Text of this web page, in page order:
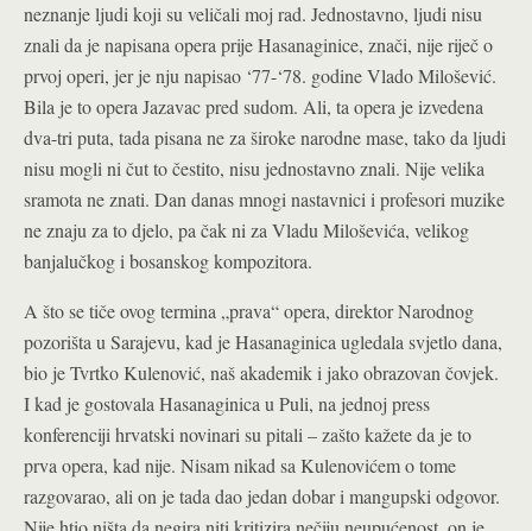
neznanje ljudi koji su veličali moj rad. Jednostavno, ljudi nisu
znali da je napisana opera prije Hasanaginice, znači, nije riječ o
prvoj operi, jer je nju napisao ‘77-‘78. godine Vlado Milošević.
Bila je to opera Jazavac pred sudom. Ali, ta opera je izvedena
dva-tri puta, tada pisana ne za široke narodne mase, tako da ljudi
nisu mogli ni čut to čestito, nisu jednostavno znali. Nije velika
sramota ne znati. Dan danas mnogi nastavnici i profesori muzike
ne znaju za to djelo, pa čak ni za Vladu Miloševića, velikog
banjalučkog i bosanskog kompozitora.
A što se tiče ovog termina „prava“ opera, direktor Narodnog
pozorišta u Sarajevu, kad je Hasanaginica ugledala svjetlo dana,
bio je Tvrtko Kulenović, naš akademik i jako obrazovan čovjek.
I kad je gostovala Hasanaginica u Puli, na jednoj press
konferenciji hrvatski novinari su pitali – zašto kažete da je to
prva opera, kad nije. Nisam nikad sa Kulenovićem o tome
razgovarao, ali on je tada dao jedan dobar i mangupski odgovor.